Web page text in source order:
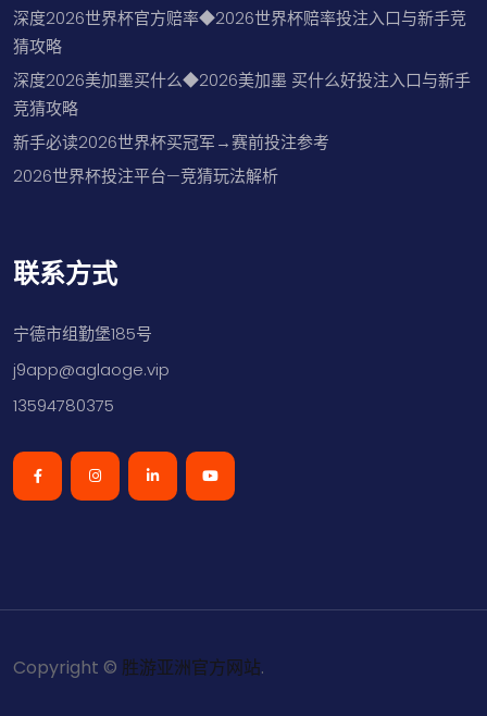
深度2026世界杯官方赔率◆2026世界杯赔率投注入口与新手竞
猜攻略
深度2026美加墨买什么◆2026美加墨 买什么好投注入口与新手
竞猜攻略
新手必读2026世界杯买冠军→赛前投注参考
2026世界杯投注平台—竞猜玩法解析
联系方式
宁德市组勤堡185号
j9app@aglaoge.vip
13594780375
Copyright © 胜游亚洲官方网站.